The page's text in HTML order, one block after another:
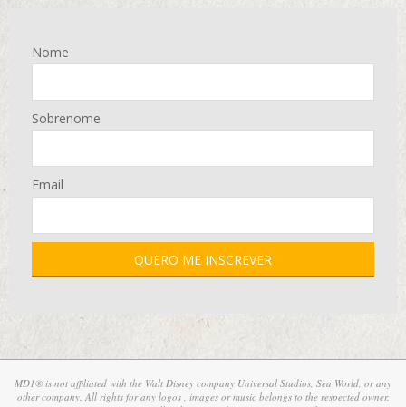
Nome
Sobrenome
Email
MD1® is not affiliated with the Walt Disney company Universal Studios, Sea World, or any
other company. All rights for any logos , images or music belongs to the respected owner.